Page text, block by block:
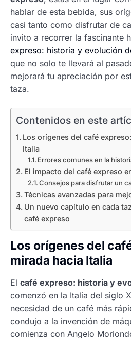
hablar de esta bebida, sus
casi tanto como disfrutar de
invito a recorrer la fascinante
expreso: historia y evolución
que no solo te llevará al
mejorará tu apreciación por
taza.
Contenidos en este
Los orígenes del café
Italia
Errores comunes en la
El impacto del café expreso
Consejos para disfrutar un
Técnicas avanzadas para
Un nuevo capítulo en cada
café expreso
Los orígenes del
mirada hacia Italia
El café expreso: historia y
comenzó en la Italia del siglo
necesidad de un café más
condujo a la invención de
comienza con Angelo